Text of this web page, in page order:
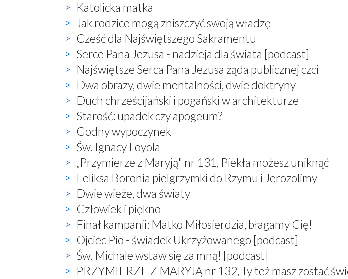
Katolicka matka
Jak rodzice mogą zniszczyć swoją władzę
Cześć dla Najświętszego Sakramentu
Serce Pana Jezusa - nadzieja dla świata [podcast]
Najświętsze Serca Pana Jezusa żąda publicznej czci
Dwa obrazy, dwie mentalności, dwie doktryny
Duch chrześcijański i pogański w architekturze
Starość: upadek czy apogeum?
Godny wypoczynek
Św. Ignacy Loyola
„Przymierze z Maryją" nr 131, Piekła możesz uniknąć
Feliksa Boronia pielgrzymki do Rzymu i Jerozolimy
Dwie wieże, dwa światy
Człowiek i piękno
Finał kampanii: Matko Miłosierdzia, błagamy Cię!
Ojciec Pio - świadek Ukrzyżowanego [podcast]
Św. Michale wstaw się za mną! [podcast]
PRZYMIERZE Z MARYJĄ nr 132, Ty też masz zostać